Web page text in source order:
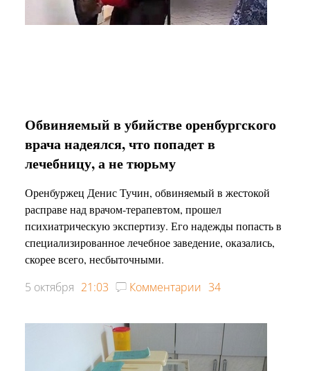
Обвиняемый в убийстве оренбургского
врача надеялся, что попадет в
лечебницу, а не тюрьму
Оренбуржец Денис Тучин, обвиняемый в жестокой
расправе над врачом-терапевтом, прошел
психиатрическую экспертизу. Его надежды попасть в
специализированное лечебное заведение, оказались,
скорее всего, несбыточными.
5 октября 21:03 Комментарии 34